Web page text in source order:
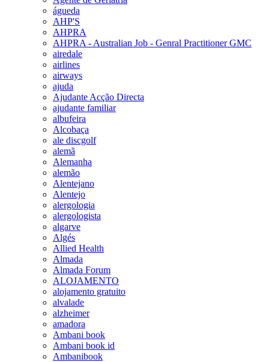
águeda
AHP'S
AHPRA
AHPRA - Australian Job - Genral Practitioner GMC
airedale
airlines
airways
ajuda
Ajudante Acção Directa
ajudante familiar
albufeira
Alcobaça
ale discgolf
alemã
Alemanha
alemão
Alentejano
Alentejo
alergologia
alergologista
algarve
Algés
Allied Health
Almada
Almada Forum
ALOJAMENTO
alojamento gratuito
alvalade
alzheimer
amadora
Ambani book
Ambani book id
Ambanibook